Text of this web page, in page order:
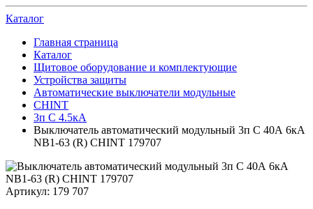
Каталог
Главная страница
Каталог
Щитовое оборудование и комплектующие
Устройства защиты
Автоматические выключатели модульные
CHINT
3п C 4.5кА
Выключатель автоматический модульный 3п C 40А 6кА
NB1-63 (R) CHINT 179707
Артикул: 179 707